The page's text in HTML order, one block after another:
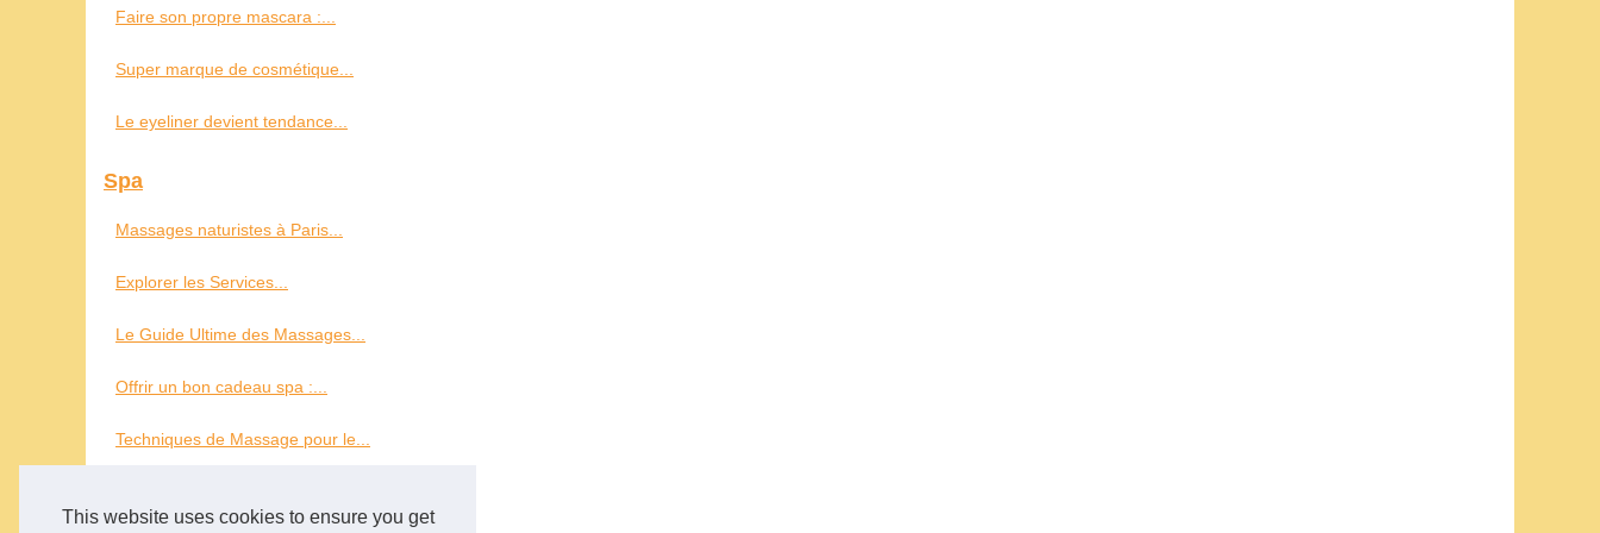
This website uses cookies to ensure you get
Faire son propre mascara :...
Super marque de cosmétique...
Le eyeliner devient tendance...
Spa
Massages naturistes à Paris...
Explorer les Services...
Le Guide Ultime des Massages...
Offrir un bon cadeau spa :...
Techniques de Massage pour le...